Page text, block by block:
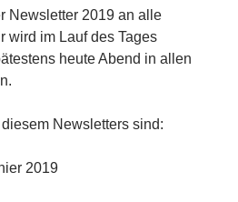
Newsletter 2019 an alle
wird im Lauf des Tages
heute Abend in allen
Newsletters sind:
2019